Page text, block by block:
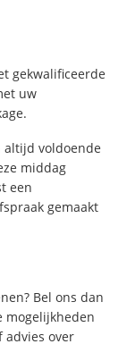
gekwalificeerde
uw
altijd voldoende
middag
een
gemaakt
Bel ons dan
mogelijkheden
advies over